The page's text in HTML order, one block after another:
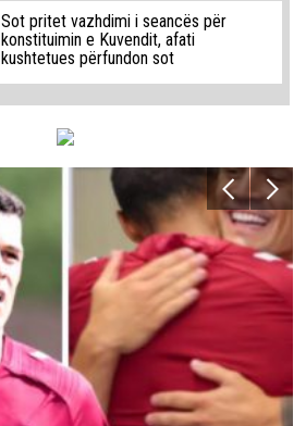
Sot pritet vazhdimi i seancës për
konstituimin e Kuvendit, afati
kushtetues përfundon sot